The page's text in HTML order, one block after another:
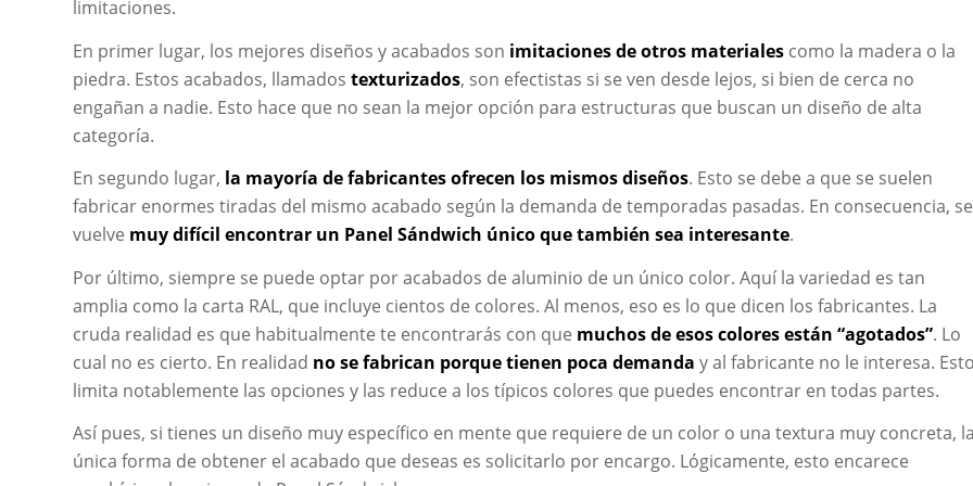
limitaciones.
En primer lugar, los mejores diseños y acabados son imitaciones de otros materiales como la madera o la
piedra. Estos acabados, llamados texturizados, son efectistas si se ven desde lejos, si bien de cerca no
engañan a nadie. Esto hace que no sean la mejor opción para estructuras que buscan un diseño de alta
categoría.
En segundo lugar, la mayoría de fabricantes ofrecen los mismos diseños. Esto se debe a que se suelen
fabricar enormes tiradas del mismo acabado según la demanda de temporadas pasadas. En consecuencia, se
vuelve muy difícil encontrar un Panel Sándwich único que también sea interesante.
Por último, siempre se puede optar por acabados de aluminio de un único color. Aquí la variedad es tan
amplia como la carta RAL, que incluye cientos de colores. Al menos, eso es lo que dicen los fabricantes. La
cruda realidad es que habitualmente te encontrarás con que muchos de esos colores están “agotados”. Lo
cual no es cierto. En realidad no se fabrican porque tienen poca demanda y al fabricante no le interesa.
limita notablemente las opciones y las reduce a los típicos colores que puedes encontrar en todas partes.
Así pues, si tienes un diseño muy específico en mente que requiere de un color o una textura muy concreta,
única forma de obtener el acabado que deseas es solicitarlo por encargo. Lógicamente, esto encarece